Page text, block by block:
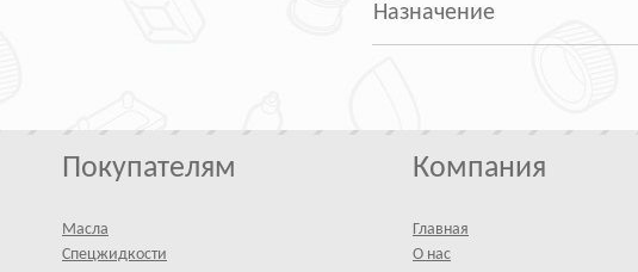
Назначение
Покупателям
Масла
Спецжидкости
Компания
Главная
О нас